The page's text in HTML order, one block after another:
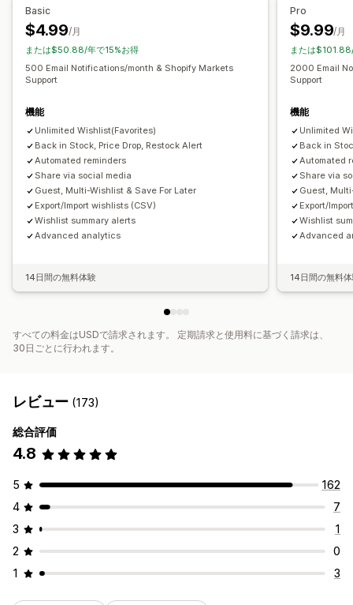
ダッシュボード
カートに追加
コンバージョン分析
カスタマイズ
メールテンプレート
在庫アラート
Basic
$4.99/月
または$50.88/年で15%お得
500 Email Notifications/month & Shopify Markets
Support
機能
Unlimited Wishlist(Favorites)
Back in Stock, Price Drop, Restock Alert
Automated reminders
Share via social media
Guest, Multi-Wishlist & Save For Later
Export/Import wishlists (CSV)
Wishlist summary alerts
Advanced analytics
14日間の無料体験
Pro
$9.99/月
または
2000 Email
Support
機能
Unlimited
Back in
Automated
Share via
Guest,
Export/
Wishlist
Advanced
14日間の無料
すべての料金はUSDで請求されます。 定期請求と使用料に基づく請求は、
30日ごとに行われます。
レビュー (173)
総合評価
4.8
5
162
4
7
3
1
2
0
1
3